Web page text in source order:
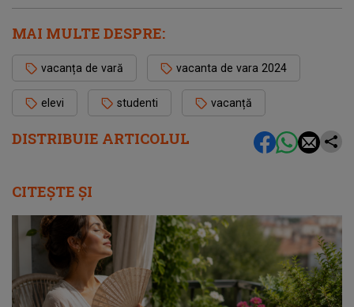
DISTRIBUIE ARTICOLUL
MAI MULTE DESPRE:
vacanța de vară vacanta de vara 2024
elevi studenti vacanță
CITEȘTE ȘI